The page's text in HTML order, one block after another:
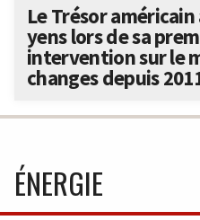
Le Trésor
yens lors de sa
intervention sur le
changes depuis
ÉNERGIE